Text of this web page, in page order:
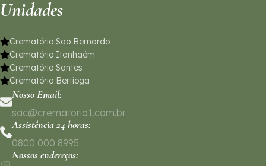
Unidades
Crematório Sao Bernardo
Crematório Itanhaém
Crematório Santos
Crematório Bertioga
Nosso Email:
sac@crematorio1.com.br
Assistência 24 horas:
0800 000 8995
Nossos endereços: